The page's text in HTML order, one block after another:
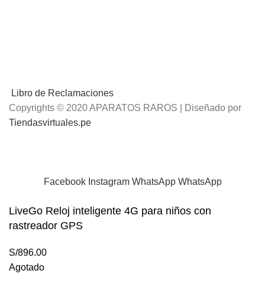
Libro de Reclamaciones
Copyrights © 2020 APARATOS RAROS | Diseñado por
Tiendasvirtuales.pe
Facebook Instagram WhatsApp WhatsApp
LiveGo Reloj inteligente 4G para niños con
rastreador GPS
S/896.00
Agotado